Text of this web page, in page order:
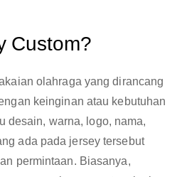
Custom?
olahraga yang dirancang
keinginan atau kebutuhan
desain, warna, logo, nama,
ada pada jersey tersebut
permintaan. Biasanya,